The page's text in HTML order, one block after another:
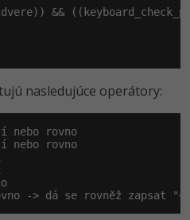
&&
nasledujúce operátory:
nebo rovno
nebo rovno
-> dá se rovněž zapsat